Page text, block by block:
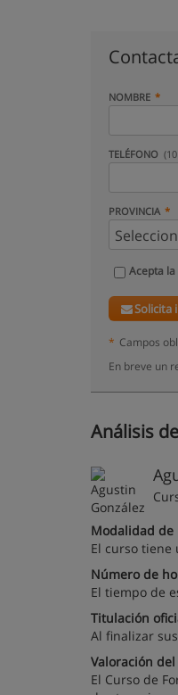
NOMBRE
TELÉFONO
PROVINCIA
Acepta la
Solicita
* Campos
En breve un
Análisis
Modalidad
El curso tiene
Número de
El tiempo de
Titulación
Al finalizar
Valoración
El Curso de